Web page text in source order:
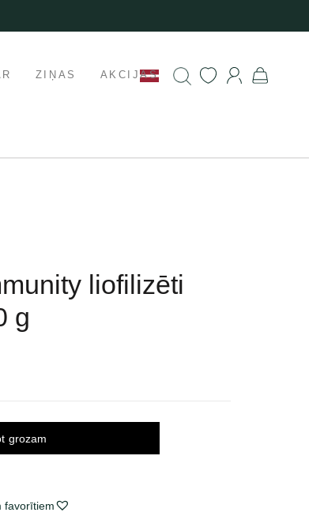
ZIŅAS AKCIJAS
liofilizēti
g
grozam
favorītiem